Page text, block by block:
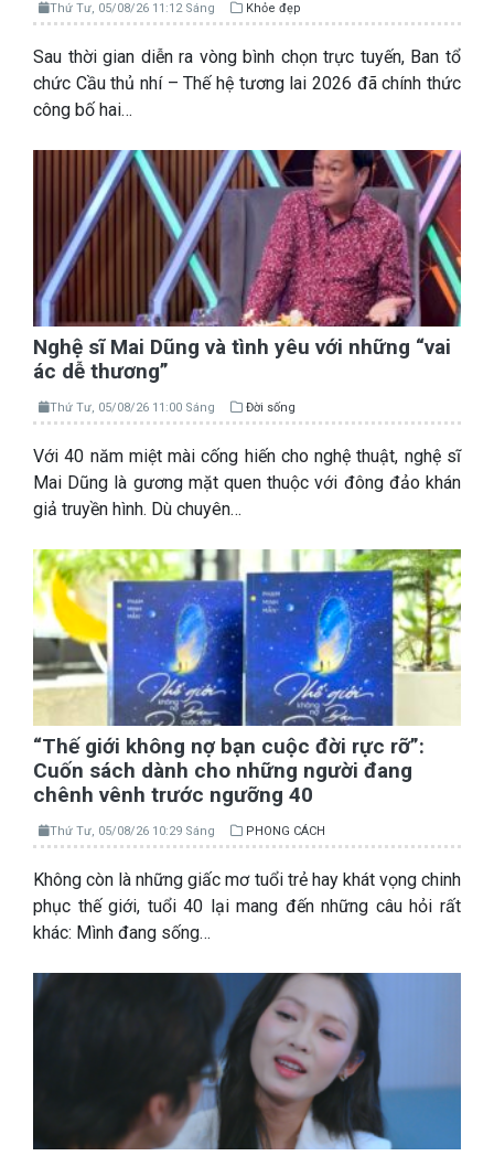
Thứ Tư, 05/08/26 11:12 Sáng Khỏe đẹp
Sau thời gian diễn ra vòng bình chọn trực tuyến, Ban tổ
chức Cầu thủ nhí – Thế hệ tương lai 2026 đã chính thức
công bố hai…
Nghệ sĩ Mai Dũng và tình yêu với những “vai
ác dễ thương”
Thứ Tư, 05/08/26 11:00 Sáng Đời sống
Với 40 năm miệt mài cống hiến cho nghệ thuật, nghệ sĩ
Mai Dũng là gương mặt quen thuộc với đông đảo khán
giả truyền hình. Dù chuyên…
“Thế giới không nợ bạn cuộc đời rực rỡ”:
Cuốn sách dành cho những người đang
chênh vênh trước ngưỡng 40
Thứ Tư, 05/08/26 10:29 Sáng PHONG CÁCH
Không còn là những giấc mơ tuổi trẻ hay khát vọng chinh
phục thế giới, tuổi 40 lại mang đến những câu hỏi rất
khác: Mình đang sống…